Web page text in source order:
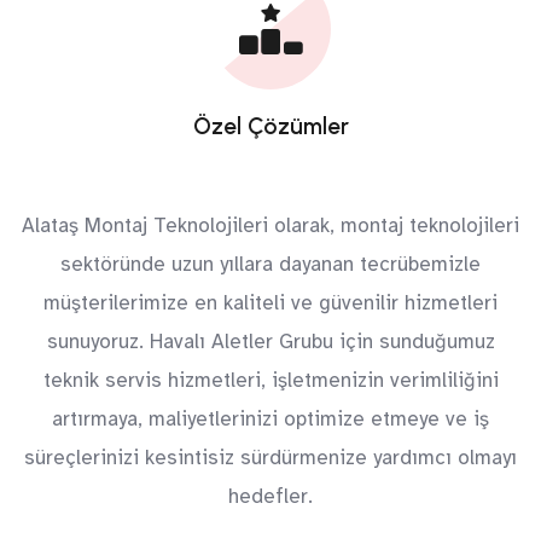
Özel Çözümler
Alataş Montaj Teknolojileri olarak, montaj teknolojileri
sektöründe uzun yıllara dayanan tecrübemizle
müşterilerimize en kaliteli ve güvenilir hizmetleri
sunuyoruz. Havalı Aletler Grubu için sunduğumuz
teknik servis hizmetleri, işletmenizin verimliliğini
artırmaya, maliyetlerinizi optimize etmeye ve iş
süreçlerinizi kesintisiz sürdürmenize yardımcı olmayı
hedefler.